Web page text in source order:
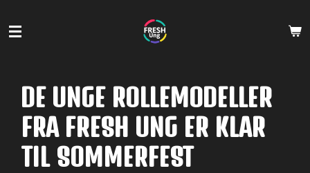
til
DE UNGE ROLLEMODELLER
FRA FRESH UNG ER KLAR
TIL SOMMERFEST